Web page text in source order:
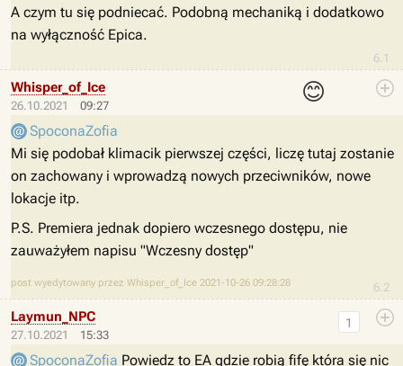
6.1
A czym tu się podniecać. Podobną mechaniką i dodatkowo
na wyłączność Epica.
26.10.2021 09:27
😊
6.2
Whisper_of_Ice
SpoconaZofia
Mi się podobał klimacik pierwszej części, liczę tutaj zostanie
on zachowany i wprowadzą nowych przeciwników, nowe
lokacje itp.
P.S. Premiera jednak dopiero wczesnego dostępu, nie
zauważyłem napisu "Wczesny dostęp"
post wyedytowany przez Whisper_of_Ice 2021-10-26 09:28:28
27.10.2021 15:33
1
Laymun_NPC
SpoconaZofia Powiedz to EA gdzie robią fifę która się nic